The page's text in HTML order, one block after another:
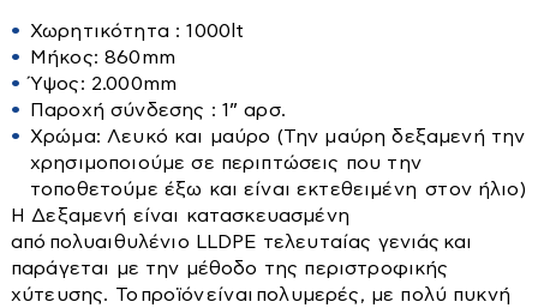
Πολύφωτα
Πορτατίφ
Πρίζες-διακόπτες
Προβολείς
Σποτ
Ταινίες Led
Τοίχου
Ερμάρια
Καθρέπτες
Καλόγεροι
Καναπέδες
Καρέκλες
Κομοδίνα
Κρεβάτια
Κουρτινόξυλα
Set επίπλων
Αποθήκες-μπαούλα-σκίαστρα
Διάφορα είδη εξοχής
Καρέκλες-Πολυθρόνες-Σκαμπό
Κιόσκια
Κούνιες
Ντουλάπες
Κρεβάτια-Στρώματα
Κρεβάτια
Στρώματα
χημικά
Η δεξαμενή έχει στο πλαϊνό της διαγράμμιση
χωρητικότητας σε λίτρα (ογκομέτρηση) η οποία είναι
ενδεικτική.
ΕΓΓΥΗΣΗ : 5 ΧΡΟΝΙA
Χωρητικότητα : 1000lt
Μήκος: 860mm
Ύψος: 2.000mm
Παροχή σύνδεσης : 1” αρσ.
Χρώμα: Λευκό και μαύρο (Την μαύρη δεξαμενή την
χρησιμοποιούμε σε περιπτώσεις που την
τοποθετούμε έξω και είναι εκτεθειμένη στον ήλιο)
Η Δεξαμενή είναι κατασκευασμένη
από πολυαιθυλένιο LLDPE τελευταίας γενιάς και
παράγεται με την μέθοδο της περιστροφικής
χύτευσης. Το προϊόν είναι πολυμερές, με πολύ πυκνή